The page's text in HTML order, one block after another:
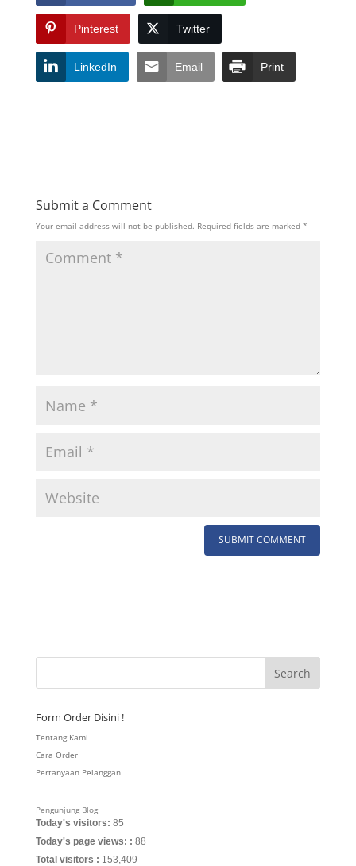
Pinterest Twitter
LinkedIn Email Print
Submit a Comment
Your email address will not be published. Required fields are marked *
Form Order Disini !
Tentang Kami
Cara Order
Pertanyaan Pelanggan
Pengunjung Blog
Today's visitors: 85
Today's page views: : 88
Total visitors : 153,409